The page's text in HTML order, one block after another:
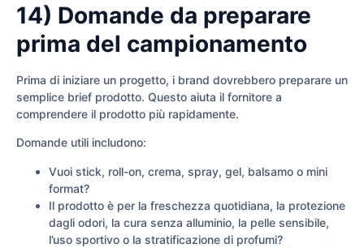
14) Domande da preparare
prima del campionamento
Prima di iniziare un progetto, i brand dovrebbero preparare un
semplice brief prodotto. Questo aiuta il fornitore a
comprendere il prodotto più rapidamente.
Domande utili includono:
Vuoi stick, roll-on, crema, spray, gel, balsamo o mini
format?
Il prodotto è per la freschezza quotidiana, la protezione
dagli odori, la cura senza alluminio, la pelle sensibile,
l’uso sportivo o la stratificazione di profumi?